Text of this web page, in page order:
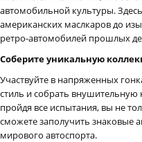
автомобильной культуры.
американских маслкаров до
ретро-автомобилей прошлых
Соберите уникальную
Участвуйте в напряженных
стиль и собрать
пройдя все испытания, вы не
сможете заполучить знаковые
мирового автоспорта.